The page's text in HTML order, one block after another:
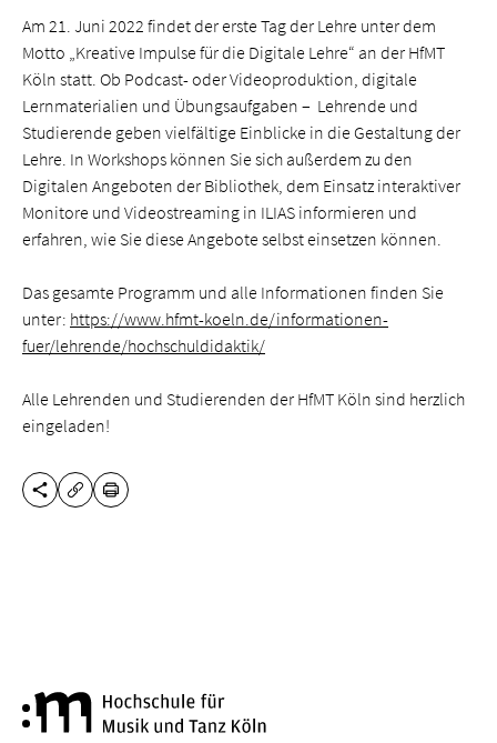
Am 21. Juni 2022 findet der erste Tag der Lehre unter dem
Motto „Kreative Impulse für die Digitale Lehre“ an der HfMT
Köln statt. Ob Podcast- oder Videoproduktion, digitale
Lernmaterialien und Übungsaufgaben – Lehrende und
Studierende geben vielfältige Einblicke in die Gestaltung der
Lehre. In Workshops können Sie sich außerdem zu den
Digitalen Angeboten der Bibliothek, dem Einsatz interaktiver
Monitore und Videostreaming in ILIAS informieren und
erfahren, wie Sie diese Angebote selbst einsetzen können.
Das gesamte Programm und alle Informationen finden Sie
unter: https://www.hfmt-koeln.de/informationen-
fuer/lehrende/hochschuldidaktik/
Alle Lehrenden und Studierenden der HfMT Köln sind herzlich
eingeladen!
SHARE THIS PAGE
COPY URL
PRINT